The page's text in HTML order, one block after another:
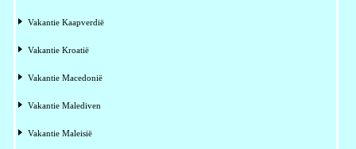
Vakantie Kaapverdië
Vakantie Kroatië
Vakantie Macedonië
Vakantie Malediven
Vakantie Maleisië